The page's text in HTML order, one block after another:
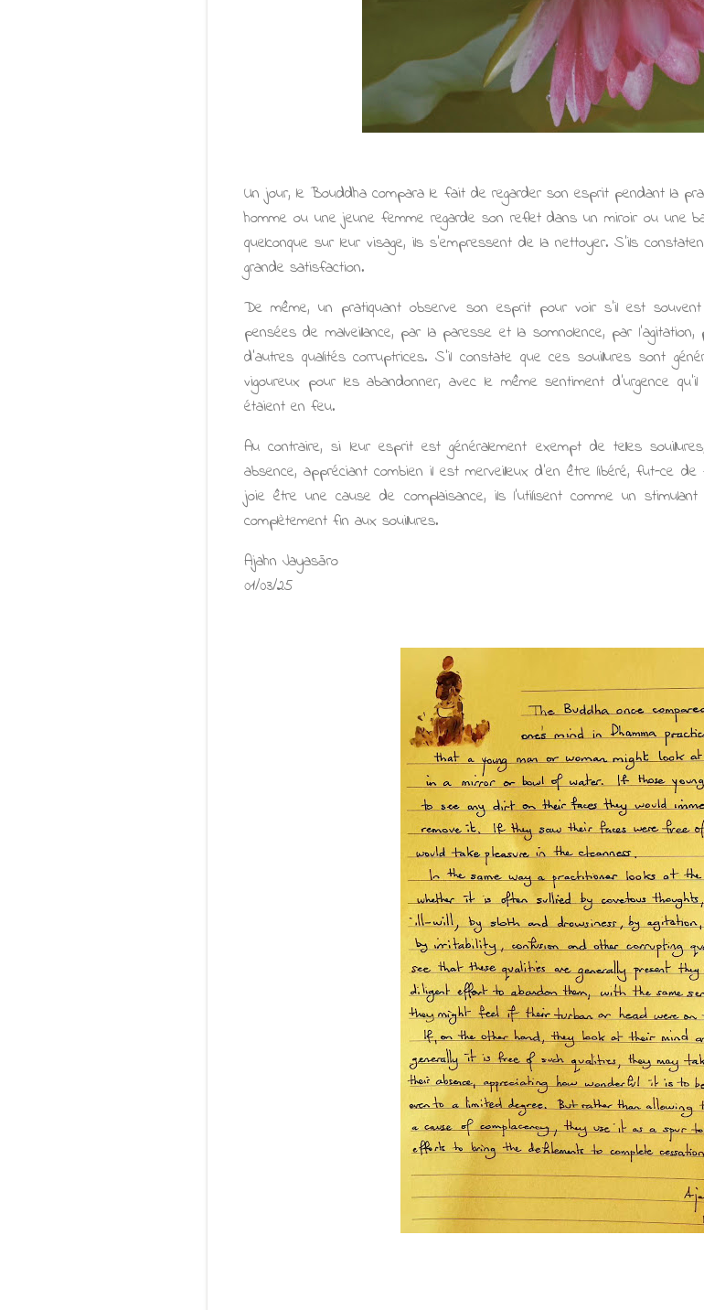
Un jour, le Bouddha compara le fait de regarder son esprit pendant la
homme ou une jeune femme regarde son reflet dans un miroir ou une
quelconque sur leur visage, ils s’empressent de la nettoyer. S'ils
grande satisfaction.
De même, un pratiquant observe son esprit pour voir s'il est
pensées de malveillance, par la paresse et la somnolence, par
d'autres qualités corruptrices. S’il constate que ces souillures sont
vigoureux pour les abandonner, avec le même sentiment d’urgence
étaient en feu.
Au contraire, si leur esprit est généralement exempt de telles
absence, appréciant combien il est merveilleux d'en être libéré, fut-ce
joie être une cause de complaisance, ils l'utilisent comme un
complètement fin aux souillures.
Ajahn Jayasāro
01/03/25